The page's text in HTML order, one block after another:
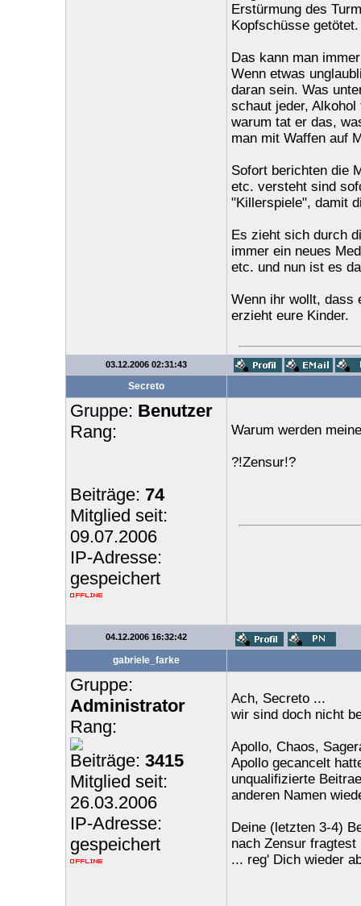
Erstürmung des
Kopfschüsse getötet.
Das kann man
Wenn etwas
daran sein. Was
schaut jeder,
warum tat er das,
man mit Waffen auf
Sofort berichten die
etc. versteht sind
"Killerspiele", damit
Es zieht sich durch
immer ein neues
etc. und nun ist es
Wenn ihr wollt, dass
erzieht eure Kinder.
03.12.2006 02:31:43
Secreto
Gruppe: Benutzer
Rang:
Beiträge: 74
Mitglied seit:
09.07.2006
IP-Adresse:
gespeichert
Warum werden
?!Zensur!?
04.12.2006 16:32:42
gabriele_farke
Gruppe:
Administrator
Rang:
Beiträge: 3415
Mitglied seit:
26.03.2006
IP-Adresse:
gespeichert
Ach, Secreto ...
wir sind doch nicht
Apollo, Chaos,
Apollo gecancelt
unqualifizierte
anderen Namen
Deine (letzten 3-4)
nach Zensur
... reg' Dich wieder